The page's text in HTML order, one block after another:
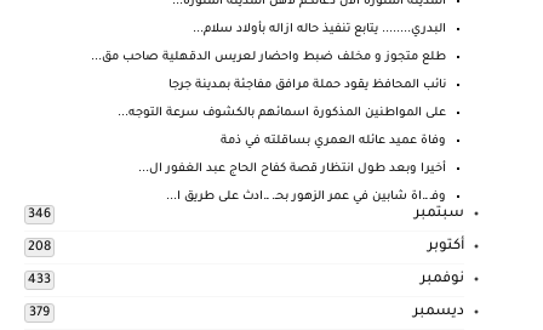
البدري........ يتابع تنفيذ حاله ازاله بأولاد سلام...
طلع متجوز و مخلف ضبط واحضار لعريس الدقهلية صاحب مق...
نائب المحافظ يقود حملة مرافق مفاجئة بمدينة جرجا
على المواطنين المذكورة اسمائهم بالكشوف سرعة التوجه...
وفاة عميد عائله العمري بساقلته في ذمة
أخيرا وبعد طول انتظار قصة كفاح الحاج عبد الغفور ال...
وفـ ـ.اة شابين في عمر الزهور بحـ. ـ.ادث على طريق ا...
سبتمبر 346
أكتوبر 208
نوفمبر 433
ديسمبر 379